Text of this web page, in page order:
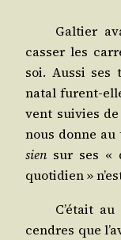
Gal­tier
cas­ser les
soi. Aus­si ses
natal furent-
vent sui­vies
nous donne
sien sur ses «
quo­ti­dien »
C’é­tait au
cendres que